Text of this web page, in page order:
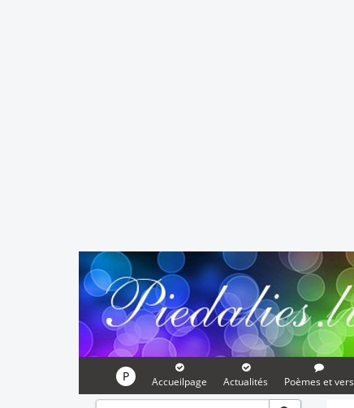
P Accueilpage Actualités Poèmes et vers